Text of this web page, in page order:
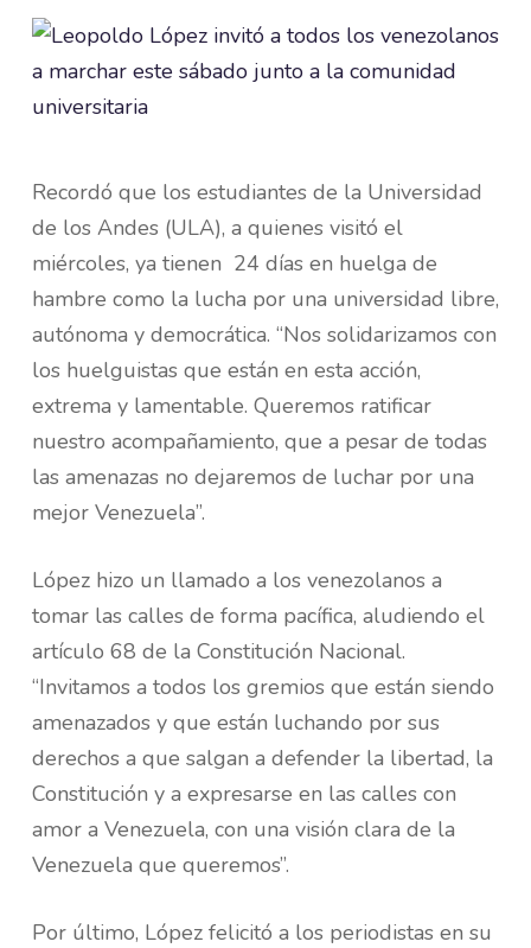
Recordó que los estudiantes de la Universidad
de los Andes (ULA), a quienes visitó el
miércoles, ya tienen 24 días en huelga de
hambre como la lucha por una universidad libre,
autónoma y democrática. “Nos solidarizamos con
los huelguistas que están en esta acción,
extrema y lamentable. Queremos ratificar
nuestro acompañamiento, que a pesar de todas
las amenazas no dejaremos de luchar por una
mejor Venezuela”.
López hizo un llamado a los venezolanos a
tomar las calles de forma pacífica, aludiendo el
artículo 68 de la Constitución Nacional.
“Invitamos a todos los gremios que están siendo
amenazados y que están luchando por sus
derechos a que salgan a defender la libertad, la
Constitución y a expresarse en las calles con
amor a Venezuela, con una visión clara de la
Venezuela que queremos”.
Por último, López felicitó a los periodistas en su